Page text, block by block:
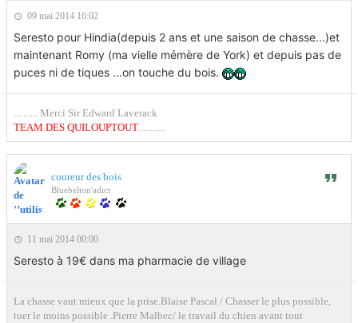
09 mai 2014 16:02
Seresto pour Hindia(depuis 2 ans et une saison de chasse...)et
maintenant Romy (ma vielle mémère de York) et depuis pas de
puces ni de tiques ...on touche du bois.
.......... Merci Sir Edward Laverack
TEAM DES QUILOUPTOUT ..........
coureur des bois
Bluebelton'adict
11 mai 2014 00:00
Seresto à 19€ dans ma pharmacie de village
La chasse vaut mieux que la prise.Blaise Pascal / Chasser le plus possible,
tuer le moins possible .Pierre Malbec/ le travail du chien avant tout